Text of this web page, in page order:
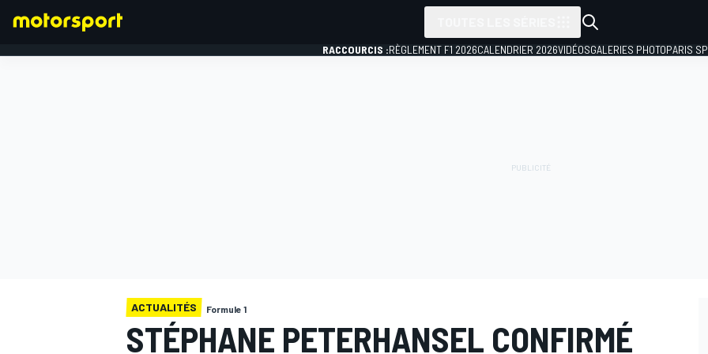
RACCOURCIS :RÈGLEMENT F1 2026CALENDRIER 2026VIDÉOSGALERIES PHOTOPARIS
ACTUALITÉS Formule 1
STÉPHANE PETERHANSEL CONFIRMÉ